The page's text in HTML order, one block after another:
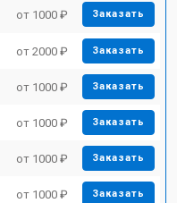
от 1000 ₽ Заказать
от 2000 ₽ Заказать
от 1000 ₽ Заказать
от 1000 ₽ Заказать
от 1000 ₽ Заказать
от 1000 ₽ Заказать